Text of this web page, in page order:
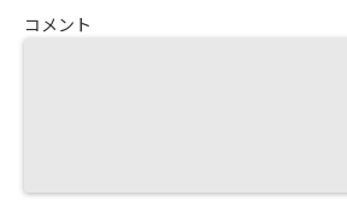
コメント